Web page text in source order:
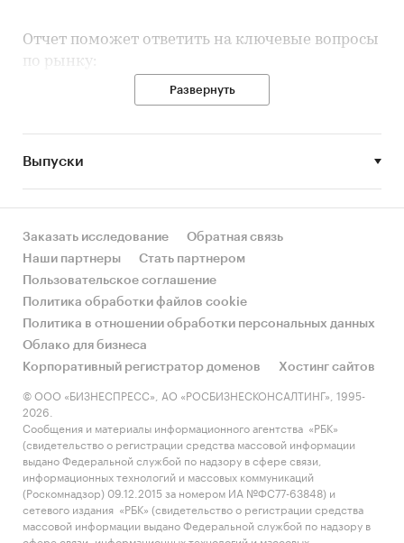
Отчет поможет ответить на ключевые вопросы
по рынку:
• Каков объем розничного рынка ламп
области, много это или мало по сравнению с
другими регионами России?
• Рынок растет или снижается? Если растет, то
инфляции? Как соотносятся рост и падение с
динамикой других регионов?
• Какое место регион занимает в России и в
своем федеральном округе по объему продаж
и по продажам на душу населения?
• К какому сегменту можно отнести рынок по
размеру и темпом роста (малый/крупный, с
опережающей динамикой/с отстающей
динамикой) в стратегической перспективе и в
текущей ситуации? Меняются ли позиции
региона с течением времени?
• Насколько рынок насыщен и какой у региона
потенциал роста, если сравнить его с
Развернуть
Выпуски
Заказать исследование
Обратная связь
Наши партнеры
Стать партнером
Пользовательское соглашение
Политика обработки файлов cookie
Политика в отношении обработки персональных данных
Облако для бизнеса
Корпоративный регистратор доменов
Хостинг сайтов
© ООО «БИЗНЕСПРЕСС», АО «РОСБИЗНЕСКОНСАЛТИНГ», 1995-
2026.
Сообщения и материалы информационного агентства «РБК»
(свидетельство о регистрации средства массовой информации
выдано Федеральной службой по надзору в сфере связи,
информационных технологий и массовых коммуникаций
(Роскомнадзор) 09.12.2015 за номером ИА №ФС77-63848) и
сетевого издания «РБК» (свидетельство о регистрации средства
массовой информации выдано Федеральной службой по надзору в